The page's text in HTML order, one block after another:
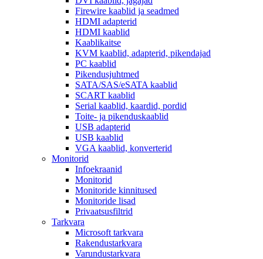
Firewire kaablid ja seadmed
HDMI adapterid
HDMI kaablid
Kaablikaitse
KVM kaablid, adapterid, pikendajad
PC kaablid
Pikendusjuhtmed
SATA/SAS/eSATA kaablid
SCART kaablid
Serial kaablid, kaardid, pordid
Toite- ja pikenduskaablid
USB adapterid
USB kaablid
VGA kaablid, konverterid
Monitorid
Infoekraanid
Monitorid
Monitoride kinnitused
Monitoride lisad
Privaatsusfiltrid
Tarkvara
Microsoft tarkvara
Rakendustarkvara
Varundustarkvara